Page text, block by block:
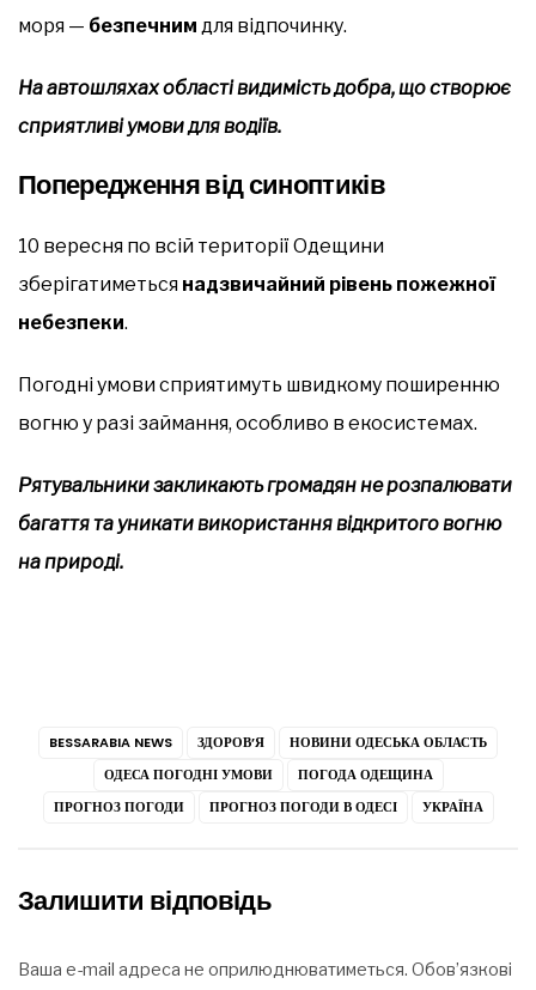
моря — безпечним для відпочинку.
На автошляхах області видимість добра, що створює
сприятливі умови для водіїв.
Попередження від синоптиків
10 вересня по всій території Одещини
зберігатиметься надзвичайний рівень пожежної
небезпеки.
Погодні умови сприятимуть швидкому поширенню
вогню у разі займання, особливо в екосистемах.
Рятувальники закликають громадян не розпалювати
багаття та уникати використання відкритого вогню
на природі.
BESSARABIA NEWS ЗДОРОВ’Я
НОВИНИ ОДЕСЬКА ОБЛАСТЬ
ОДЕСА ПОГОДНІ УМОВИ
ПОГОДА ОДЕЩИНА
ПРОГНОЗ ПОГОДИ
ПРОГНОЗ ПОГОДИ В ОДЕСІ УКРАЇНА
Залишити відповідь
Ваша e-mail адреса не оприлюднюватиметься. Обов’язкові